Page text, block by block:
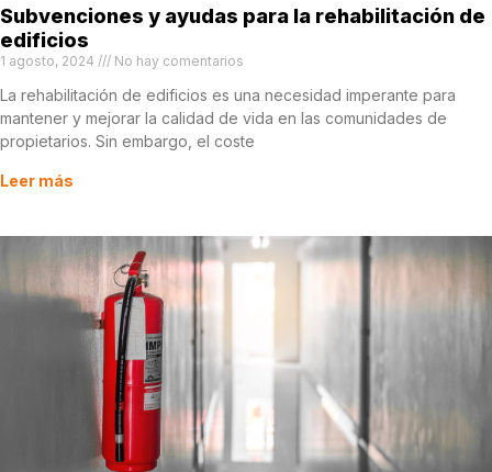
Subvenciones y ayudas para la rehabilitación de
edificios
1 agosto, 2024 No hay comentarios
La rehabilitación de edificios es una necesidad imperante para
mantener y mejorar la calidad de vida en las comunidades de
propietarios. Sin embargo, el coste
Leer más